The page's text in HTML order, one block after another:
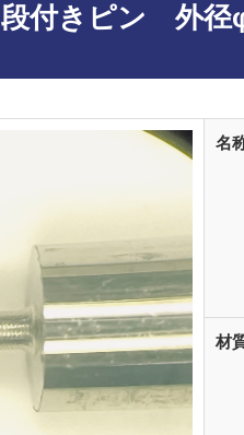
段付きピン 外
名
材